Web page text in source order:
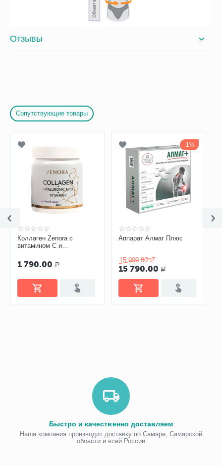
Отзывы
Сопутствующие товары
Коллаген Zenora с
витамином С и
«Ягодный микс»
1 790.00 Р
1%
Аппарат Алмаг Плюс
15 990.00 Р
15 790.00 Р
Быстро и качественно доставляем
Наша компания производит доставку по Самаре, Самарской
области и всей России